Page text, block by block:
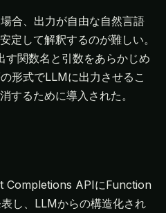
合、出力が自由な自然言語
定して解釈するのが難しい。
関数名と引数をあらかじめ
形式でLLMに出力させるこ
するために導入された。
Completions APIにFunction
し、LLMからの構造化され